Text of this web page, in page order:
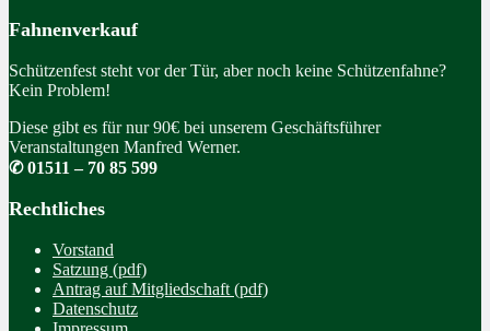
Fahnenverkauf
Schützenfest steht vor der Tür, aber noch keine Schützenfahne?
Kein Problem!
Diese gibt es für nur 90€ bei unserem Geschäftsführer
Veranstaltungen Manfred Werner.
✆ 01511 – 70 85 599
Rechtliches
Vorstand
Satzung (pdf)
Antrag auf Mitgliedschaft (pdf)
Datenschutz